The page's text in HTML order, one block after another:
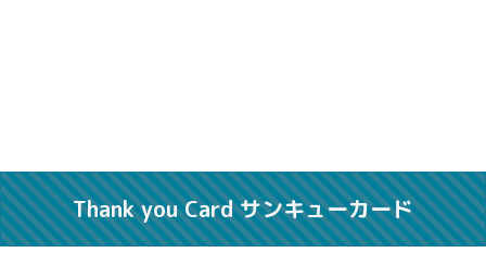
Thank you Card サンキューカード